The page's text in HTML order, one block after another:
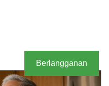
Berlangganan